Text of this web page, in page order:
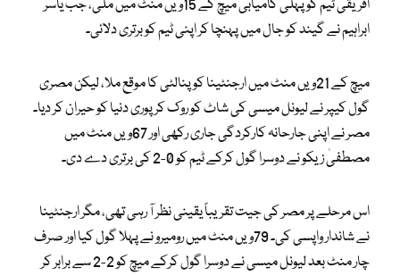
افریقی ٹیم کو پہلی کامیابی میچ کے 15ویں منٹ میں ملی، جب یاسر
ابراہیم نے گیند کو جال میں پہنچا کر اپنی ٹیم کو برتری دلائی۔
میچ کے 21ویں منٹ میں ارجنٹینا کو پنالٹی کا موقع ملا، لیکن مصری
گول کیپر نے لیونل میسی کی شاٹ کو روک کر پوری دنیا کو حیران کر دیا۔
مصر نے اپنی جارحانہ کارکردگی جاری رکھی اور 67ویں منٹ میں
مصطفیٰ زیکو نے دوسرا گول کرکے ٹیم کو 0-2 کی برتری دے دی۔
اس مرحلے پر مصر کی جیت تقریباً یقینی نظر آ رہی تھی، مگر ارجنٹینا
نے شاندار واپسی کی۔ 79ویں منٹ میں رومیرو نے پہلا گول کیا اور صرف
چار منٹ بعد لیونل میسی نے دوسرا گول کرکے میچ کو 2-2 سے برابر کر